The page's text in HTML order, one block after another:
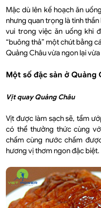
Mặc dù lên kế hoạch ăn
nhưng quan trọng là tinh
vui trong việc ăn uống khi
“buông thả” một chút bằng
Quảng Châu vừa ngon lại
Một số đặc sản ở
Vịt quay Quảng Châu
Vịt được làm sạch sẽ, tẩm
có thể thưởng thức cùng
chấm cùng nước chấm
hương vị thơm ngon đặc biệt.